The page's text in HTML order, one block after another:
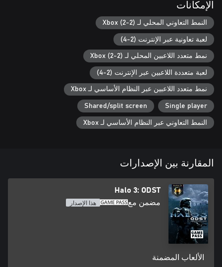
الإمكانات
النمط التعاوني المحلي لـ Xbox (2-2)
لعبة تعاونية عبر الإنترنت (2-4)
نمط متعدد اللاعبين المحلي لـ Xbox (2-2)
لعبة متعددة اللاعبين عبر الإنترنت (2-4)
نمط متعدد اللاعبين عبر النظام الأساسي لـ Xbox
Single player
Shared/split screen
النمط التعاوني عبر النظام الأساسي لـ Xbox
المقارنة بين الإصدارات
Halo 3: ODST
مضمن مع هذا الإصدار
الألعاب المضمنة